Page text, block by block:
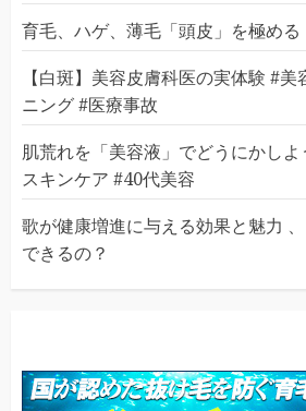
育毛、ハゲ、薄毛「頭皮」を極める
【白斑】美容皮膚科医の実体験 #
ニング #医療事故
肌荒れを「美容液」でどうにかし
スキンケア #40代美容
歌が健康増進に与える効果と魅力
できるの？